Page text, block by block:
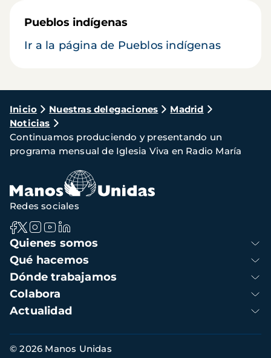
Pueblos indígenas
Ir a la página de Pueblos indígenas
Ruta
de
navegación
Inicio Nuestras delegaciones
Madrid
Noticias
Continuamos produciendo y presentando un
programa mensual de Iglesia Viva en Radio María
Navegación
principal
Quienes somos
Qué hacemos
Dónde trabajamos
Colabora
Actualidad
Redes sociales
Información
© 2026 Manos Unidas